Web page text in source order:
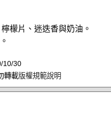
檬片、迷迭香與奶油。
10/30
轉載版權規範說明